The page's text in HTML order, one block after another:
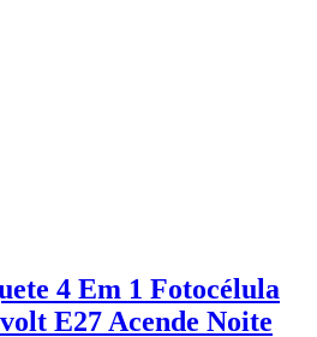
4 Em 1 Fotocélula
E27 Acende Noite